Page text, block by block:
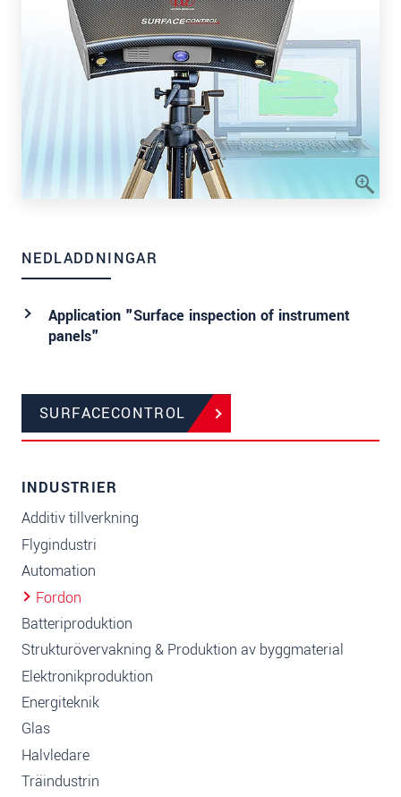
NEDLADDNINGAR
Application "Surface inspection of instrument
panels"
SURFACECONTROL
INDUSTRIER
Additiv tillverkning
Flygindustri
Automation
Fordon
Batteriproduktion
Strukturövervakning & Produktion av byggmaterial
Elektronikproduktion
Energiteknik
Glas
Halvledare
Träindustrin